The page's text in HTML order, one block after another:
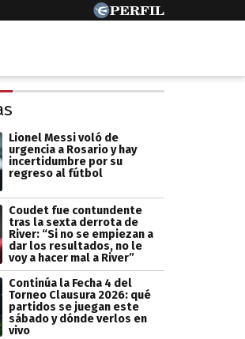
Lionel Messi voló de
urgencia a Rosario y hay
incertidumbre por su
regreso al fútbol
Coudet fue contundente
tras la sexta derrota de
River: “Si no se empiezan a
dar los resultados, no le
voy a hacer mal a River”
Continúa la Fecha 4 del
Torneo Clausura 2026: qué
partidos se juegan este
sábado y dónde verlos en
vivo